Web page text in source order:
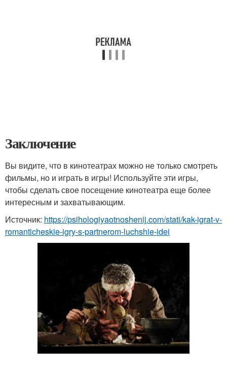
Заключение
Вы видите, что в кинотеатрах можно не только смотреть
фильмы, но и играть в игры! Используйте эти игры,
чтобы сделать свое посещение кинотеатра еще более
интересным и захватывающим.
Источник: https://psihologiyaotnoshenij.com/stati/kak-igrat-v-
romanticheskie-igry-s-partnerom-luchshie-idei